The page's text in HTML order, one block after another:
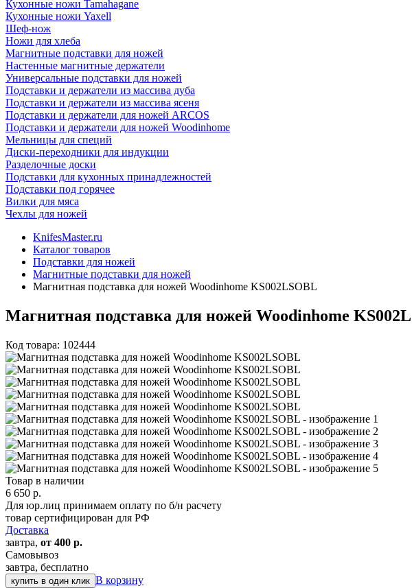
Кухонные ножи Tamahagane
Кухонные ножи Yaxell
Шеф-нож
Ножи для хлеба
Магнитные подставки для ножей
Настенные магнитные держатели
Универсальные подставки для ножей
Подставки и держатели из массива дуба
Подставки и держатели из массива ясеня
Подставки и держатели для ножей ARCOS
Подставки и держатели для ножей Woodinhome
Мельницы для специй
Диски-переходники для индукции
Разделочные доски
Подставки для кухонных принадлежностей
Подставки под горячее
Вилки для мяса
Чехлы для ножей
KnifesMaster.ru
Каталог товаров
Подставки для ножей
Магнитные подставки для ножей
Магнитная подставка для ножей Woodinhome KS002LSOBL
Магнитная подставка для ножей Woodinhome
Код товара: 102444
Товар в наличии
6 650 р.
Для юр.лиц принимаем оплату по б/н расчету
товар сертифицирован для РФ
Доставка
завтра, от 400 р.
Самовывоз
завтра, бесплатно
купить в один клик В корзину